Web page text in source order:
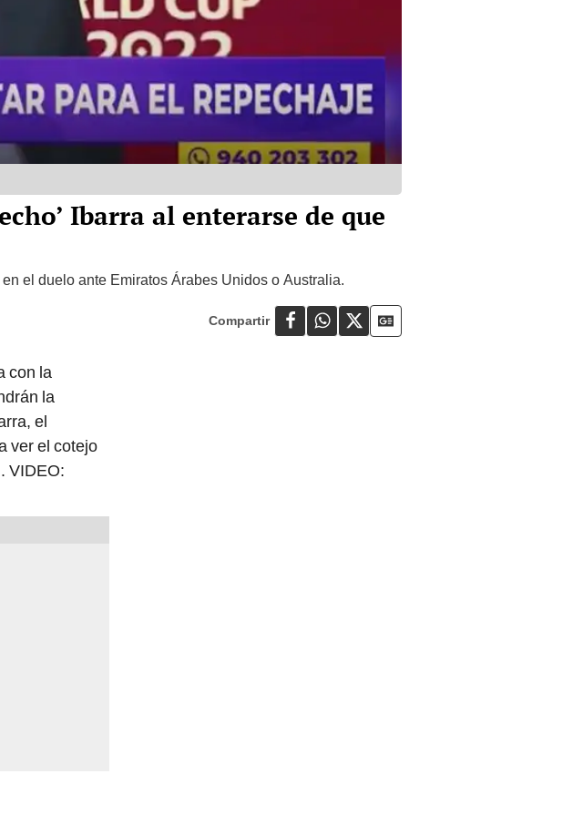
Ibarra al enterarse de que
el duelo ante Emiratos Árabes Unidos o Australia.
con la
la
el
ver el cotejo
VIDEO: